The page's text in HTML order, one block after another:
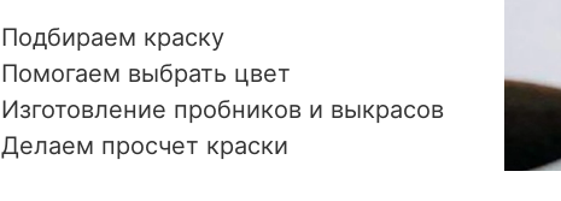
Подбираем краску
Помогаем выбрать цвет
Изготовление пробников и выкрасов
Делаем просчет краски